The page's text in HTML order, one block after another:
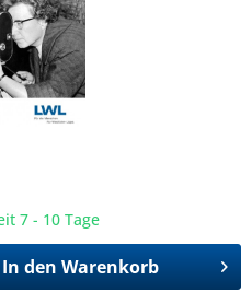
7 - 10 Tage
In den Warenkorb